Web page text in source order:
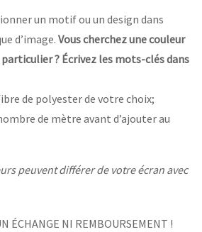
un motif ou un design dans
d’image. Vous cherchez une couleur
? Écrivez les mots-clés dans
de polyester de votre choix;
de mètre avant d’ajouter au
peuvent différer de votre écran avec
ÉCHANGE NI REMBOURSEMENT !